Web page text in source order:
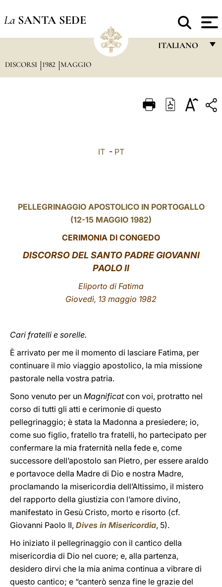
La SANTA SEDE
ITALIANO
ITALIANO
LATINE
DISCORSI 1982 MAGGIO
IT- PT
PELLEGRINAGGIO APOSTOLICO IN PORTOGALLO
(12-15 MAGGIO 1982)
CERIMONIA DI CONGEDO
DISCORSO DEL SANTO PADRE GIOVANNI
PAOLO II
Eliporto di Fatima
Giovedì, 13 maggio 1982
Cari fratelli e sorelle.
È arrivato per me il momento di lasciare Fatima, per
continuare il mio viaggio apostolico, la mia missione
pastorale nella vostra patria.
Sono venuto per un Magnificatcon voi, protratto nel
corso di tutti gli atti e cerimonie di questo
pellegrinaggio; è stata la Madonna a presiedere; io,
come suo figlio, fratello tra fratelli, ho partecipato per
confermare la mia fraternità nella fede e, come
successore dell’apostolo san Pietro, per essere araldo
e portavoce della Madre di Dio e nostra Madre,
proclamando la misericordia dell’Altissimo, il mistero
del rapporto della giustizia con l’amore divino,
manifestato in Gesù Cristo, morto e risorto (cf.
Giovanni Paolo II, Dives in Misericordia, 5).
Ho iniziato il pellegrinaggio con il cantico della
misericordia di Dio nel cuore; e, alla partenza,
desidero dirvi che la mia anima continua a vibrare di
questo cantico; e “canterò senza fine le grazie del